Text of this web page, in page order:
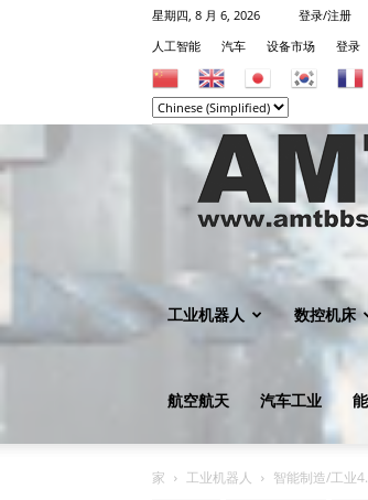
星期四, 8 月 6, 2026
登录/注册
人工智能
汽车 设备市场 登录
工业机器人 数控机床
航空航天 汽车工业
家 工业机器人 智能制造/工业